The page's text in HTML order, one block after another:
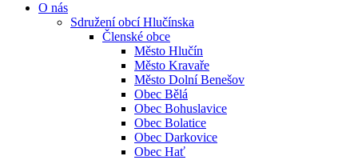
O nás
Sdružení obcí Hlučínska
Členské obce
Město Hlučín
Město Kravaře
Město Dolní Benešov
Obec Bělá
Obec Bohuslavice
Obec Bolatice
Obec Darkovice
Obec Hať